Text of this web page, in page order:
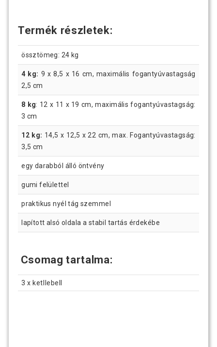
Termék részletek:
össztömeg: 24 kg
4 kg: 9 x 8,5 x 16 cm, maximális fogantyúvastagság
2,5 cm
8 kg: 12 x 11 x 19 cm, maximális fogantyúvastagság:
3 cm
12 kg: 14,5 x 12,5 x 22 cm, max. Fogantyúvastagság:
3,5 cm
egy darabból álló öntvény
gumi felülettel
praktikus nyél tág szemmel
lapított alsó oldala a stabil tartás érdekébe
Csomag tartalma:
3 x ketllebell